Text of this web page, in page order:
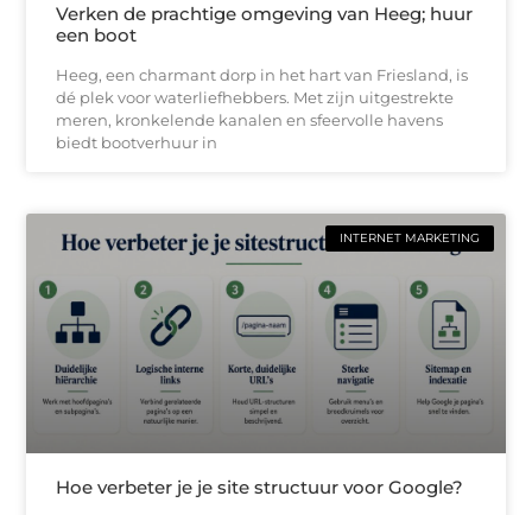
Verken de prachtige omgeving van Heeg; huur
een boot
Heeg, een charmant dorp in het hart van Friesland, is
dé plek voor waterliefhebbers. Met zijn uitgestrekte
meren, kronkelende kanalen en sfeervolle havens
biedt bootverhuur in
INTERNET MARKETING
Hoe verbeter je je site structuur voor Google?